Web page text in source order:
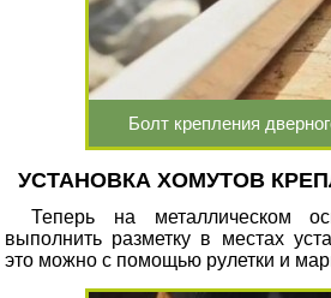
Болт крепления
УСТАНОВКА ХОМУТОВ
Теперь на металлическом
выполнить разметку в местах
это можно с помощью рулетки и